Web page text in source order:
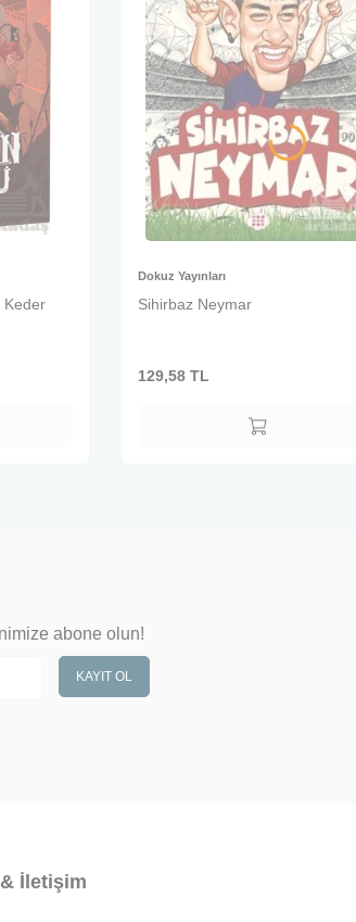
Keder
Dokuz Yayınları
Sihirbaz Neymar
129,58 TL
abone olun!
KAYIT OL
İletişim